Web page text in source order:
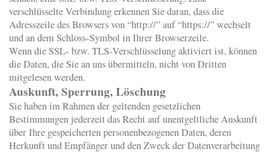
verschlüsselte Verbindung erkennen Sie daran, dass die
Adresszeile des Browsers von “http://” auf “https://” wechselt
und an dem Schloss-Symbol in Ihrer Browserzeile.
Wenn die SSL- bzw. TLS-Verschlüsselung aktiviert ist, können
die Daten, die Sie an uns übermitteln, nicht von Dritten
mitgelesen werden.
Auskunft, Sperrung, Löschung
Sie haben im Rahmen der geltenden gesetzlichen
Bestimmungen jederzeit das Recht auf unentgeltliche Auskunft
über Ihre gespeicherten personenbezogenen Daten, deren
Herkunft und Empfänger und den Zweck der Datenverarbeitung